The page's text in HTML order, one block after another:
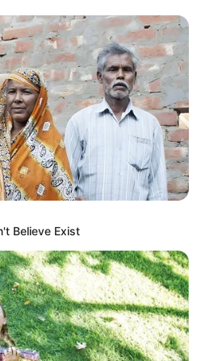
gente reconhece como algo que
Believe Exist